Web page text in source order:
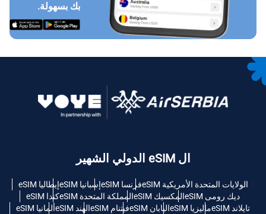
بك بسهولة.
ال eSIM الدولي الشهير
الولايات المتحدة الأمريكية eSIM فرنسا eSIM إسبانيا eSIM
إيطاليا eSIM
ديك رومى eSIM
المكسيك eSIM المملكة المتحدة eSIM
كندا eSIM
تايلاند eSIM
ماليزيا eSIM اليابان eSIM فيتنام eSIM الهند eSIM
ألمانيا eSIM